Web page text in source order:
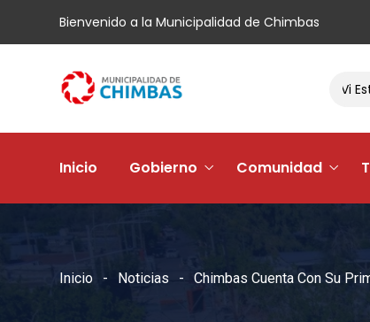
Bienvenido a la Municipalidad de Chimbas
El Barrio Andacollo Vi Estrena
Inicio Gobierno Comunidad
Inicio Noticias Chimbas Cuenta Con Su